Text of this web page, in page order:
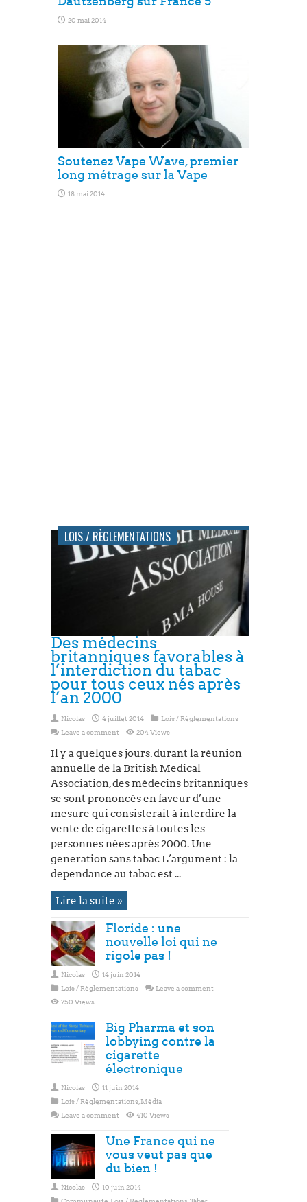
20 mai 2014
Soutenez Vape Wave, premier
long métrage sur la Vape
18 mai 2014
LOIS / RÈGLEMENTATIONS
Des médecins
britanniques favorables à
l’interdiction du tabac
pour tous ceux nés après
l’an 2000
Nicolas 4 juillet 2014
Lois / Règlementations
Leave a comment
204 Views
Il y a quelques jours, durant la réunion
annuelle de la British Medical
Association, des médecins britanniques
se sont prononcés en faveur d’une
mesure qui consisterait à interdire la
vente de cigarettes à toutes les
personnes nées après 2000. Une
génération sans tabac L’argument : la
dépendance au tabac est ...
Lire la suite »
Floride : une
nouvelle loi qui ne
rigole pas !
Nicolas
14 juin 2014
Lois / Règlementations
Leave a comment
750 Views
Big Pharma et son
lobbying contre la
cigarette
électronique
Nicolas
11 juin 2014
Lois / Règlementations Média
Leave a comment
410 Views
Une France qui ne
vous veut pas que
du bien !
Nicolas
10 juin 2014